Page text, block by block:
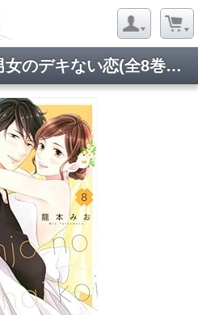
【予約商品】デキる男女のデキない恋(全8巻セット)